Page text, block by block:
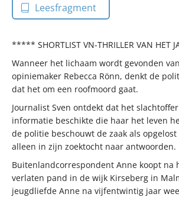
Leesfragment
***** SHORTLIST VN-THRILLER VAN HET
Wanneer het lichaam wordt gevonden
opiniemaker Rebecca Rönn, denkt de
dat het om een roofmoord gaat.
Journalist Sven ontdekt dat het
informatie beschikte die haar het leven
de politie beschouwt de zaak als opgelost
alleen in zijn zoektocht naar antwoorden.
Buitenlandcorrespondent Anne koopt na
verlaten pand in de wijk Kirseberg in
jeugdliefde Anne na vijfentwintig jaar